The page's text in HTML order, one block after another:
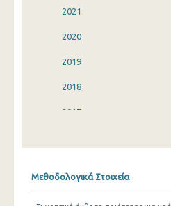
2021
2020
2019
2018
2017
Μεθοδολογικά Στοιχεία